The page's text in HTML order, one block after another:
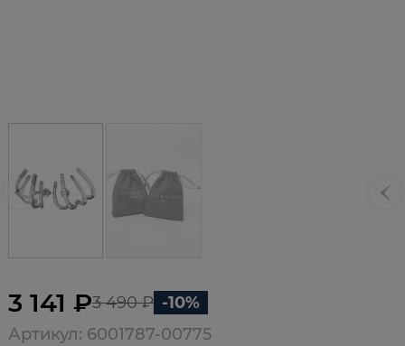
3 141 ₽3 490 ₽ -10%
Артикул: 6001787-00775